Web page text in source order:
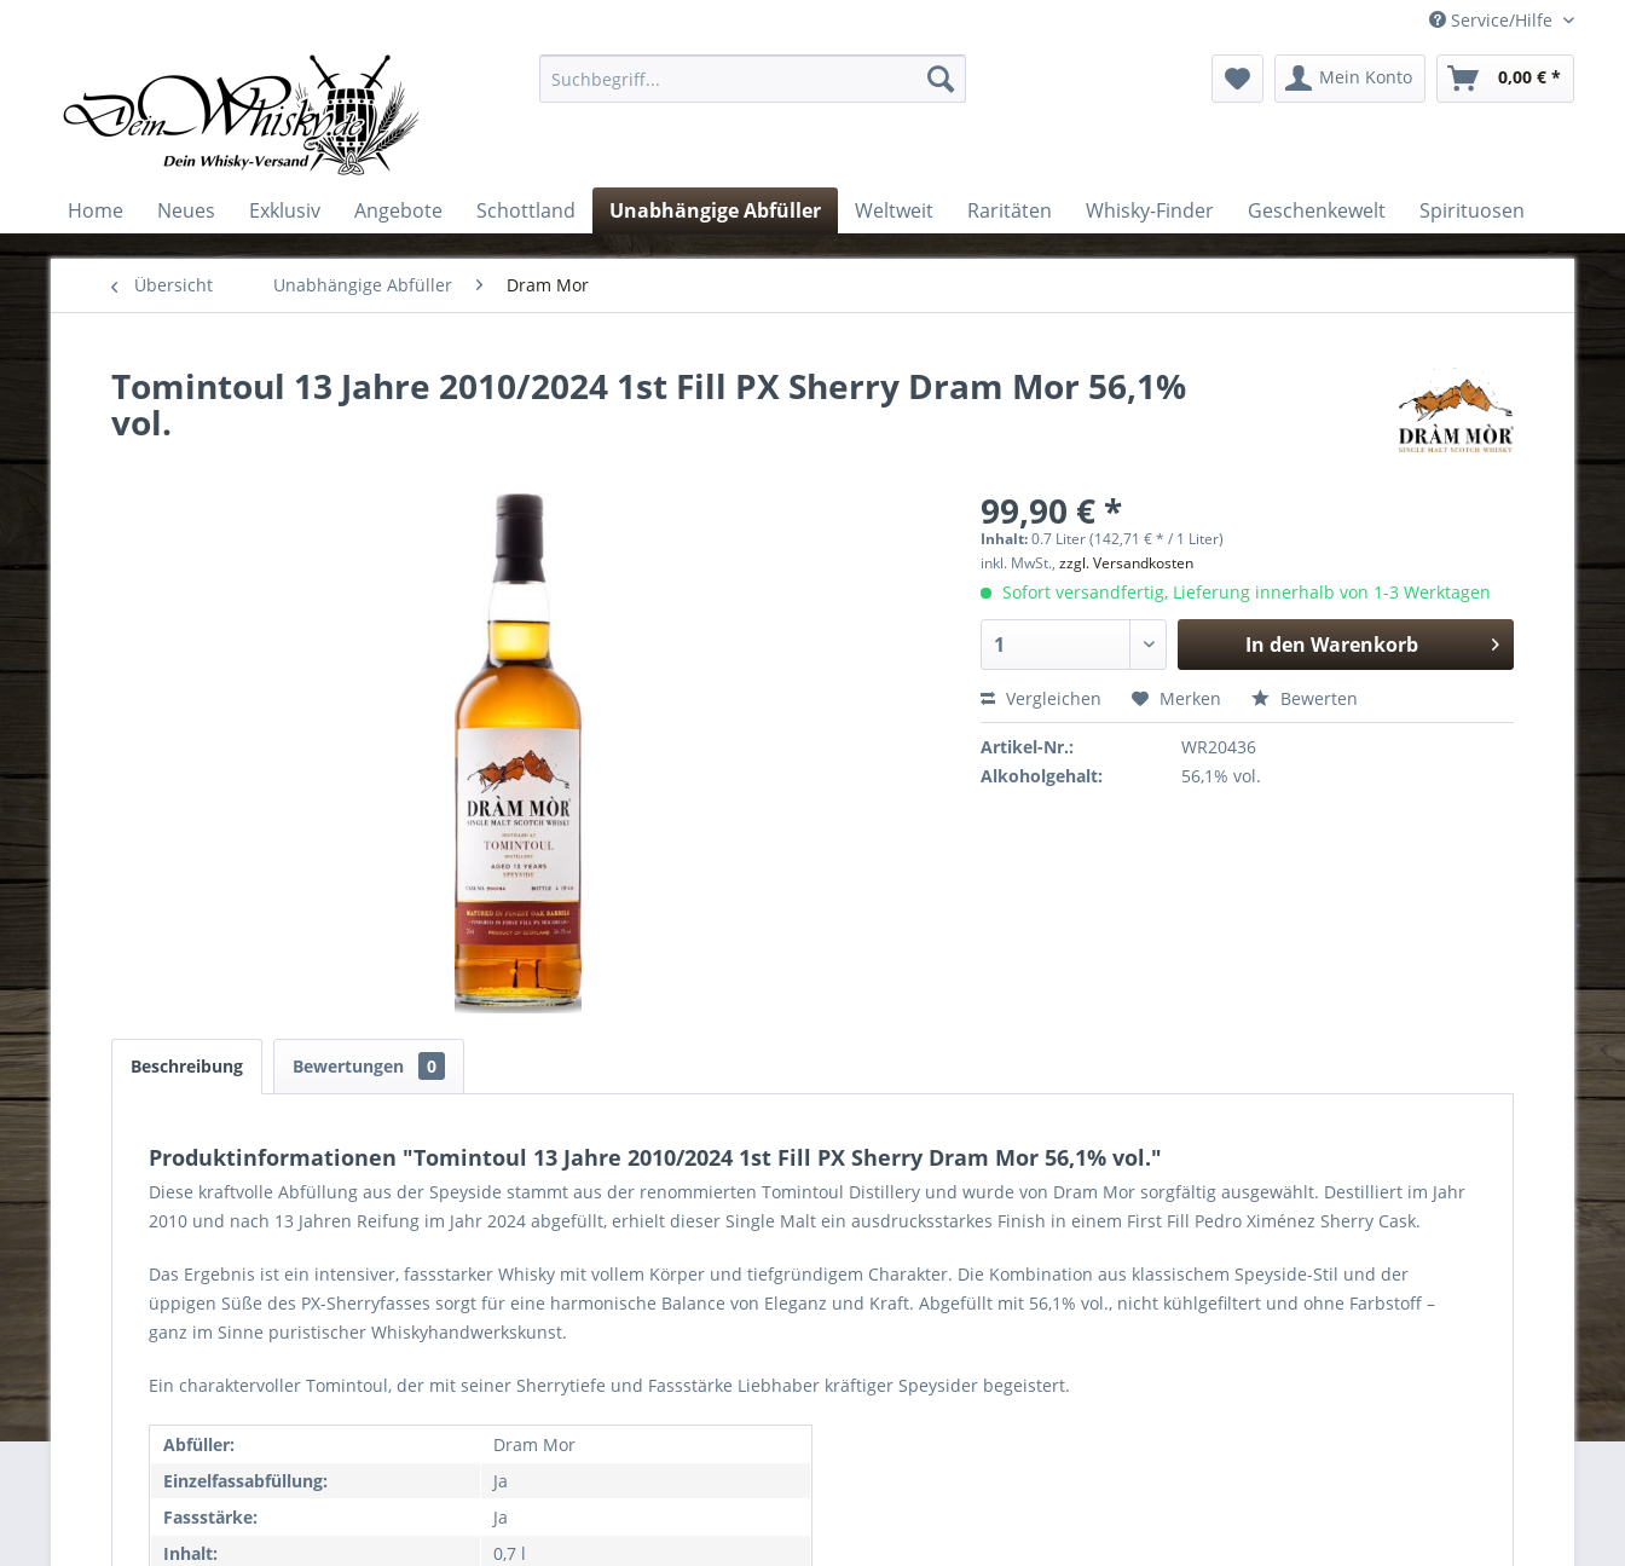
Service/Hilfe
Mein Konto 0,00 € *
Home Neues Exklusiv Angebote Schottland Unabhängige Abfüller Weltweit Raritäten Whisky-Finder Geschenkewelt Spirituosen
Übersicht Unabhängige Abfüller Dram Mor
Tomintoul 13 Jahre 2010/2024 1st Fill PX Sherry Dram Mor 56,1%
vol.
99,90 € *
Inhalt:0.7 Liter (142,71 € * / 1 Liter)
inkl. MwSt.,zzgl. Versandkosten
Sofort versandfertig, Lieferung innerhalb von 1-3 Werktagen
In den Warenkorb
Hinzugefügt
Vergleichen Merken Bewerten
Artikel-Nr.:
WR20436
Alkoholgehalt:
56,1% vol.
Beschreibung Bewertungen 0
Produktinformationen "Tomintoul 13 Jahre 2010/2024 1st Fill PX Sherry Dram Mor 56,1% vol."
Diese kraftvolle Abfüllung aus der Speyside stammt aus der renommierten Tomintoul Distillery und wurde von Dram Mor sorgfältig ausgewählt. Destilliert im Jahr
2010 und nach 13 Jahren Reifung im Jahr 2024 abgefüllt, erhielt dieser Single Malt ein ausdrucksstarkes Finish in einem First Fill Pedro Ximénez Sherry Cask.
Das Ergebnis ist ein intensiver, fassstarker Whisky mit vollem Körper und tiefgründigem Charakter. Die Kombination aus klassischem Speyside-Stil und der
üppigen Süße des PX-Sherryfasses sorgt für eine harmonische Balance von Eleganz und Kraft. Abgefüllt mit 56,1% vol., nicht kühlgefiltert und ohne Farbstoff –
ganz im Sinne puristischer Whiskyhandwerkskunst.
Ein charaktervoller Tomintoul, der mit seiner Sherrytiefe und Fassstärke Liebhaber kräftiger Speysider begeistert.
Abfüller:
Dram Mor
Einzelfassabfüllung:
Ja
Fassstärke:
Ja
Inhalt:
0,7 l